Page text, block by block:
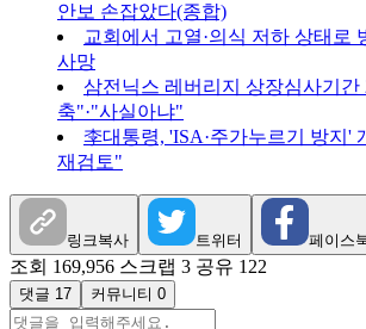
안보 손잡았다(종합)
교회에서 고열·의식 저하 상태로
사망
삼전닉스 레버리지 상장심사기
축"·"사실아냐"
李대통령, 'ISA·주가누르기 방지'
재검토"
링크복사 트위터 페이스
조회 169,956 스크랩 3 공유 122
댓글 17 커뮤니티 0